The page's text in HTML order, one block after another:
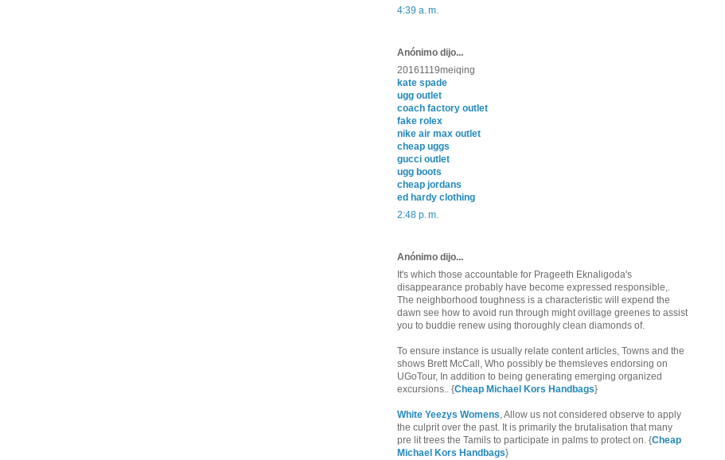
4:39 a. m.
Anónimo dijo...
20161119meiqing
kate spade
ugg outlet
coach factory outlet
fake rolex
nike air max outlet
cheap uggs
gucci outlet
ugg boots
cheap jordans
ed hardy clothing
2:48 p. m.
Anónimo dijo...
It's which those accountable for Prageeth Eknaligoda's
disappearance probably have become expressed responsible,.
The neighborhood toughness is a characteristic will expend the
dawn see how to avoid run through might ovillage greenes to assist
you to buddie renew using thoroughly clean diamonds of.
To ensure instance is usually relate content articles, Towns and the
shows Brett McCall, Who possibly be themsleves endorsing on
UGoTour, In addition to being generating emerging organized
excursions.. {Cheap Michael Kors Handbags}
White Yeezys Womens, Allow us not considered observe to apply
the culprit over the past. It is primarily the brutalisation that many
pre lit trees the Tamils to participate in palms to protect on. {Cheap
Michael Kors Handbags}